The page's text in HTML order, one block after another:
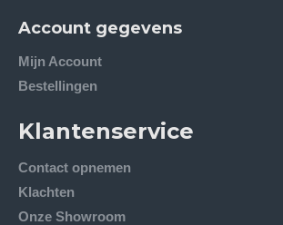
Account gegevens
Mijn Account
Bestellingen
Klantenservice
Contact opnemen
Klachten
Onze Showroom